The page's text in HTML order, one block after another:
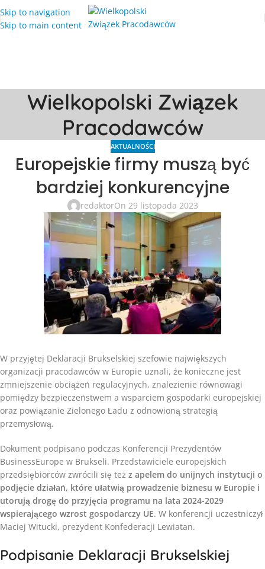
Skip to navigation
Skip to main content
Wielkopolski Związek
Pracodawców
AKTUALNOŚCI
Europejskie firmy muszą być
bardziej konkurencyjne
redaktorOn 29 listopada 2023
W przyjętej Deklaracji Brukselskiej szefowie największych
organizacji pracodawców w Europie uznali, że konieczne jest
zmniejszenie obciążeń regulacyjnych, znalezienie równowagi
pomiędzy bezpieczeństwem a wsparciem gospodarki europejskiej
oraz powiązanie Zielonego Ładu z odnowioną strategią
przemysłową.
Dokument podpisano podczas Konferencji Prezydentów
BusinessEurope w Brukseli. Przedstawiciele europejskich
przedsiębiorców zwrócili się też z apelem do unijnych instytucji o
podjęcie działań, które ułatwią prowadzenie biznesu w Europie i
utorują drogę do przyjęcia programu na lata 2024-2029
wspierającego wzrost gospodarczy UE. W konferencji uczestniczył
Maciej Witucki, prezydent Konfederacji Lewiatan.
Podpisanie Deklaracji Brukselskiej